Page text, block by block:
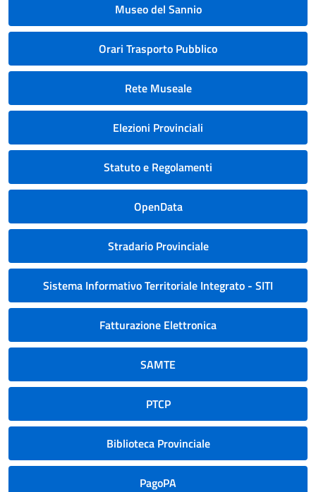
Museo del Sannio
Orari Trasporto Pubblico
Rete Museale
Elezioni Provinciali
Statuto e Regolamenti
OpenData
Stradario Provinciale
Sistema Informativo Territoriale Integrato - SITI
Fatturazione Elettronica
SAMTE
PTCP
Biblioteca Provinciale
PagoPA